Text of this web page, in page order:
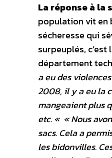
La réponse à la
population vit en
sé­cheresse qui
surpeuplés,
département
a eu des
2008, il y a eu la
mangeaient plus
etc. « « Nous
sacs. Cela a
les bidonvilles.